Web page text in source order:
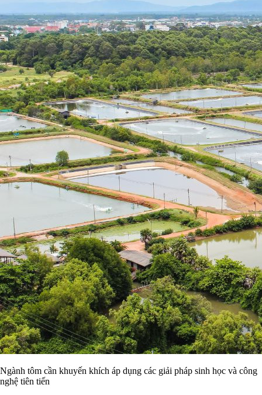
Ngành tôm cần khuyến khích áp dụng các giải pháp sinh học và công
nghệ tiên tiến